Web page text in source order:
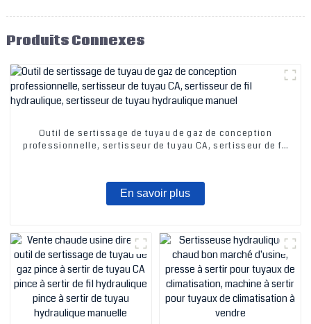
Produits Connexes
Outil de sertissage de tuyau de gaz de conception
professionnelle, sertisseur de tuyau CA, sertisseur de fil
En savoir plus